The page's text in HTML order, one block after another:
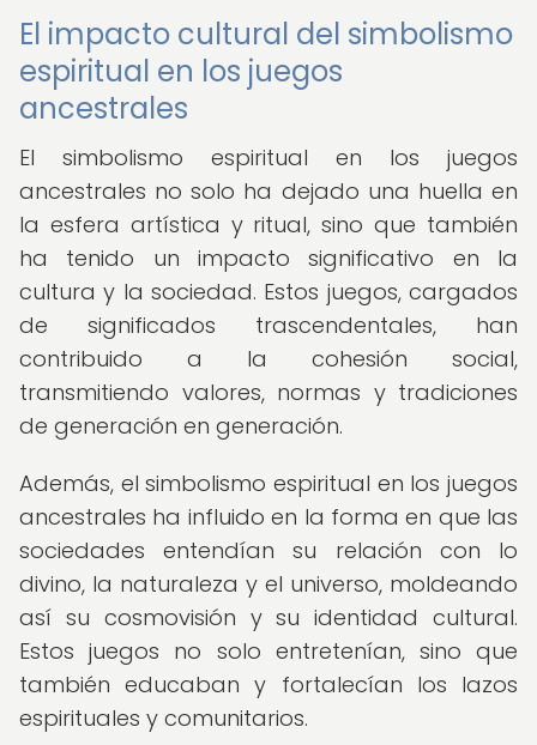
El impacto cultural del simbolismo
espiritual en los juegos
ancestrales
El simbolismo espiritual en los juegos
ancestrales no solo ha dejado una huella en
la esfera artística y ritual, sino que también
ha tenido un impacto significativo en la
cultura y la sociedad. Estos juegos, cargados
de significados trascendentales, han
contribuido a la cohesión social,
transmitiendo valores, normas y tradiciones
de generación en generación.
Además, el simbolismo espiritual en los juegos
ancestrales ha influido en la forma en que las
sociedades entendían su relación con lo
divino, la naturaleza y el universo, moldeando
así su cosmovisión y su identidad cultural.
Estos juegos no solo entretenían, sino que
también educaban y fortalecían los lazos
espirituales y comunitarios.